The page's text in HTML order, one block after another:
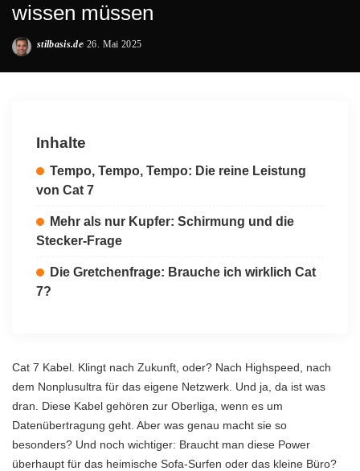
wissen müssen
Posted
stilbasis.de 26. Mai 2025
Inhalte
Tempo, Tempo, Tempo: Die reine Leistung
von Cat 7
Mehr als nur Kupfer: Schirmung und die
Stecker-Frage
Die Gretchenfrage: Brauche ich wirklich Cat
7?
Cat 7 Kabel. Klingt nach Zukunft, oder? Nach Highspeed, nach
dem Nonplusultra für das eigene Netzwerk. Und ja, da ist was
dran. Diese Kabel gehören zur Oberliga, wenn es um
Datenübertragung geht. Aber was genau macht sie so
besonders? Und noch wichtiger: Braucht man diese Power
überhaupt für das heimische Sofa-Surfen oder das kleine Büro?